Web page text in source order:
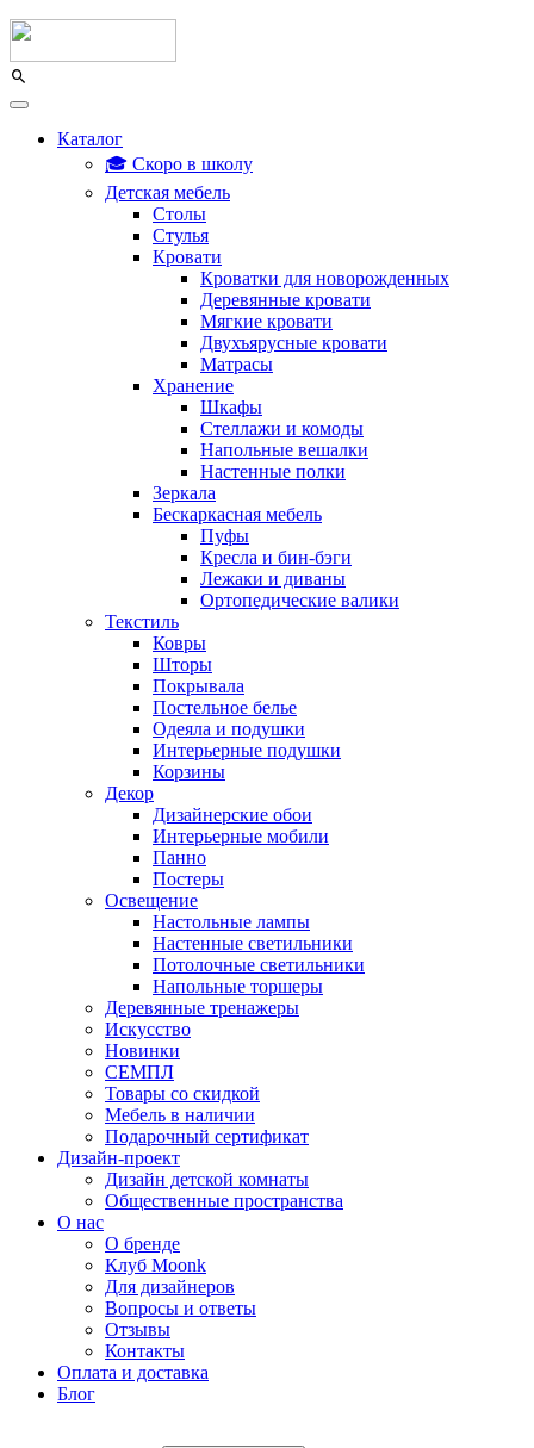
Каталог
🎓 Скоро в школу
Детская мебель
Столы
Стулья
Кровати
Кроватки для новорожденных
Деревянные кровати
Мягкие кровати
Двухъярусные кровати
Матрасы
Хранение
Шкафы
Стеллажи и комоды
Напольные вешалки
Настенные полки
Зеркала
Бескаркасная мебель
Пуфы
Кресла и бин-бэги
Лежаки и диваны
Ортопедические валики
Текстиль
Ковры
Шторы
Покрывала
Постельное белье
Одеяла и подушки
Интерьерные подушки
Корзины
Декор
Дизайнерские обои
Интерьерные мобили
Панно
Постеры
Освещение
Настольные лампы
Настенные светильники
Потолочные светильники
Напольные торшеры
Деревянные тренажеры
Искусство
Новинки
СЕМПЛ
Товары со скидкой
Мебель в наличии
Подарочный сертификат
Дизайн-проект
Дизайн детской комнаты
Общественные пространства
О нас
О бренде
Клуб Moonk
Для дизайнеров
Вопросы и ответы
Отзывы
Контакты
Оплата и доставка
Блог